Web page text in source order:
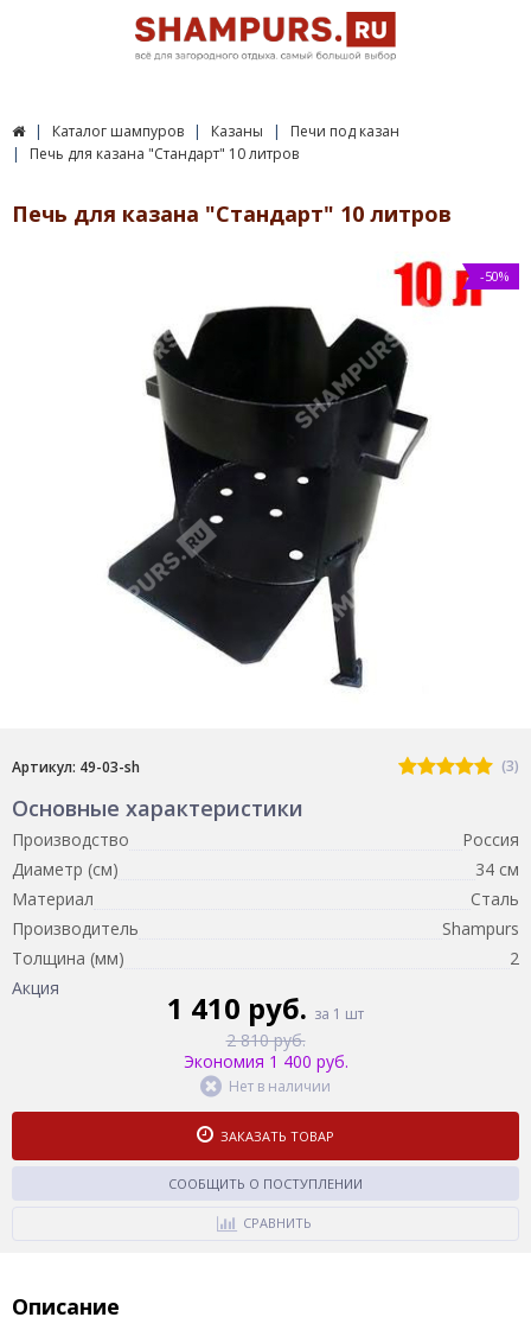
Каталог шампуров Казаны
Печи под казан
Печь для казана "Стандарт" 10 литров
Печь для казана "Стандарт" 10 литров
-50%
Артикул: 49-03-sh (3)
Основные характеристики
Производство
Россия
Диаметр (см)
34 см
Материал
Сталь
Производитель
Shampurs
Толщина (мм)
2
Акция
1 410 руб. за 1 шт
2 810 руб.
Экономия 1 400 руб.
Нет в наличии
ЗАКАЗАТЬ ТОВАР
СООБЩИТЬ О ПОСТУПЛЕНИИ
СРАВНИТЬ
Описание